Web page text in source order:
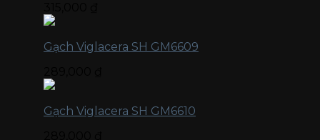
Gạch Viglacera SH GM6609
Gạch Viglacera SH GM6610